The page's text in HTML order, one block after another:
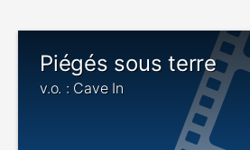
Piégés sous terre
v.o. : Cave In